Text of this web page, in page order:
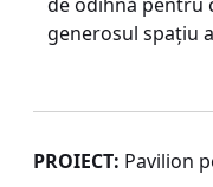
generosul spaţiu
PROIECT: Pavilion